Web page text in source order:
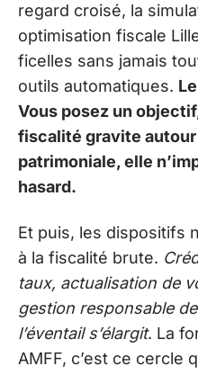
regard croisé, la
optimisation fiscale
ficelles sans jamais
outils automatiques.
Vous posez un
fiscalité gravite
patrimoniale, elle
hasard.
Et puis, les dispositifs
à la fiscalité brute.
taux, actualisation de
gestion responsable
l’éventail s’élargit. La
AMFF, c’est ce cercle